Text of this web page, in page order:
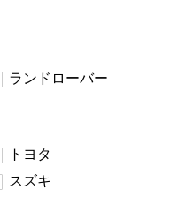
ランドローバー
トヨタ
スズキ